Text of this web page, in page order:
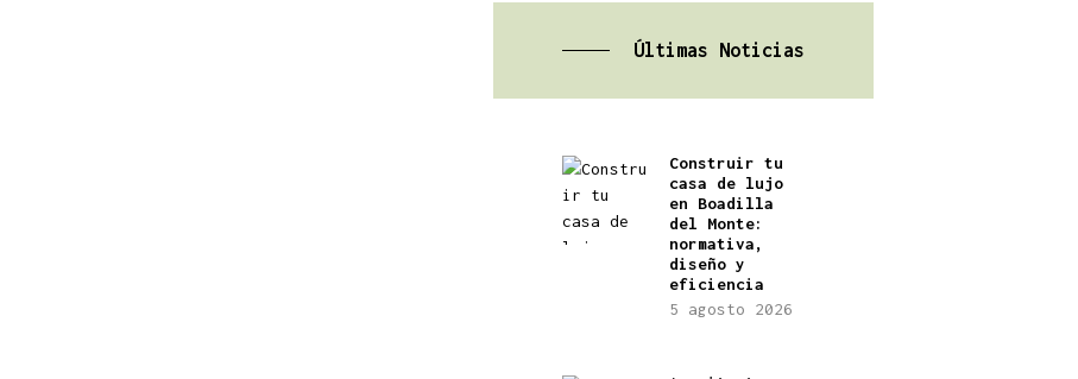
Últimas Noticias
Construir tu
casa de lujo
en Boadilla
del Monte:
normativa,
diseño y
eficiencia
5 agosto 2026